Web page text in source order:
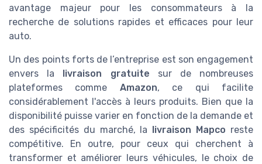
avantage majeur pour les consommateurs à la
recherche de solutions rapides et efficaces pour leur
auto.
Un des points forts de l’entreprise est son engagement
envers la livraison gratuite sur de nombreuses
plateformes comme Amazon, ce qui facilite
considérablement l'accès à leurs produits. Bien que la
disponibilité puisse varier en fonction de la demande et
des spécificités du marché, la livraison Mapco reste
compétitive. En outre, pour ceux qui cherchent à
transformer et améliorer leurs véhicules, le choix de